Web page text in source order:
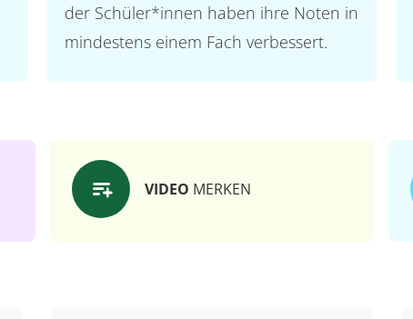
der Schüler*innen haben ihre Noten in
mindestens einem Fach verbessert.
VIDEO MERKEN